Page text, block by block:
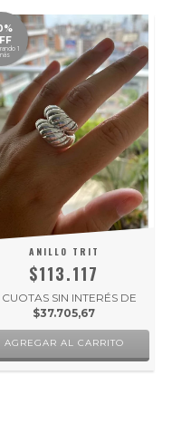
1
ANILLO TRIT
$113.117
CUOTAS SIN INTERÉS DE
$37.705,67
AGREGAR AL CARRITO